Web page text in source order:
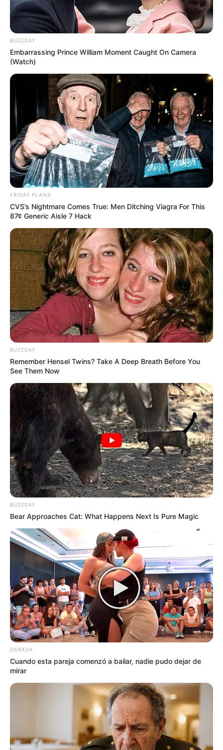
También puede estar relacionada con deficiencias de
vitamina B12 o con daños nerviosos causados por
lesiones o compresiones.
consultar al médico. Detectar la causa a tiempo
puede evitar complicaciones más graves,
especialmente si se trata de un problema circulatorio
o neurológico.
Manchas oscuras o heridas que no cicatrizan
Las manchas o úlceras en los pies que no sanan
pueden ser una señal de alerta seria. En personas con
diabetes, este tipo de lesiones puede derivar en
infecciones si no se tratan adecuadamente. También
podrían indicar problemas vasculares, donde la
sangre no llega correctamente a las extremidades.
Mantener una buena higiene, revisar los pies todos los
días y usar calzado cómodo y transpirable son
medidas esenciales. Pero lo más importante es acudir
a un especialista si notas una herida que tarda más
de lo normal en sanar.
Picazón constante o descamación entre los dedos
La picazón entre los dedos suele ser una señal de
infección por hongos, conocida popularmente como
“pie de atleta”. Aunque es común, si no se trata puede
propagarse a otras zonas del cuerpo o complicarse.
Mantener los pies secos, usar calcetines limpios y
aplicar cremas antifúngicas suele ser suficiente para
eliminar el problema. Sin embargo, si el picor persiste
o se extiende, se recomienda una evaluación médica.
Deformidades o cambios en la forma de los dedos
Dedos que se encogen o se desvían, como los
llamados “dedos en martillo” o el juanete, pueden
tener origen en el tipo de calzado, pero también en
condiciones hereditarias o enfermedades como la
artritis. Estas deformidades no solo causan dolor, sino
que pueden afectar la manera de caminar y generar
problemas posturales.
Usar zapatos amplios y cómodos, mantener un peso
saludable y acudir al podólogo puede prevenir que el
problema avance. En casos más graves, puede
Cambios en el color de la piel de los pies
Si la piel se torna rojiza, azulada o pálida, es posible
que haya problemas circulatorios o de oxigenación.
Los pies morados o azulados suelen indicar una mala
circulación, mientras que una piel muy pálida podría
reflejar anemia o baja presión.
Estos cambios no deben tomarse a la ligera. Un
estudio vascular o cardiológico puede ayudar a
identificar la causa y prevenir complicaciones.
Cómo cuidar tus pies para mantener tu salud en
Además de observarlos con frecuencia, es importante
cuidar los pies con la misma atención que le damos al
resto del cuerpo. Lávalos bien todos los días, sécalos
completamente, hidrátalos con una crema adecuada y
corta las uñas de forma recta para evitar
BUZZDAY
Embarrassing Prince William Moment Caught On Camera
(Watch)
FRIDAY PLANS
CVS’s Nightmare Comes True: Men Ditching Viagra For This
87¢ Generic Aisle 7 Hack
BUZZDAY
Remember Hensel Twins? Take A Deep Breath Before You
See Them Now
BUZZDAY
Bear Approaches Cat: What Happens Next Is Pure Magic
DARADA
Cuando esta pareja comenzó a bailar, nadie pudo dejar de
mirar